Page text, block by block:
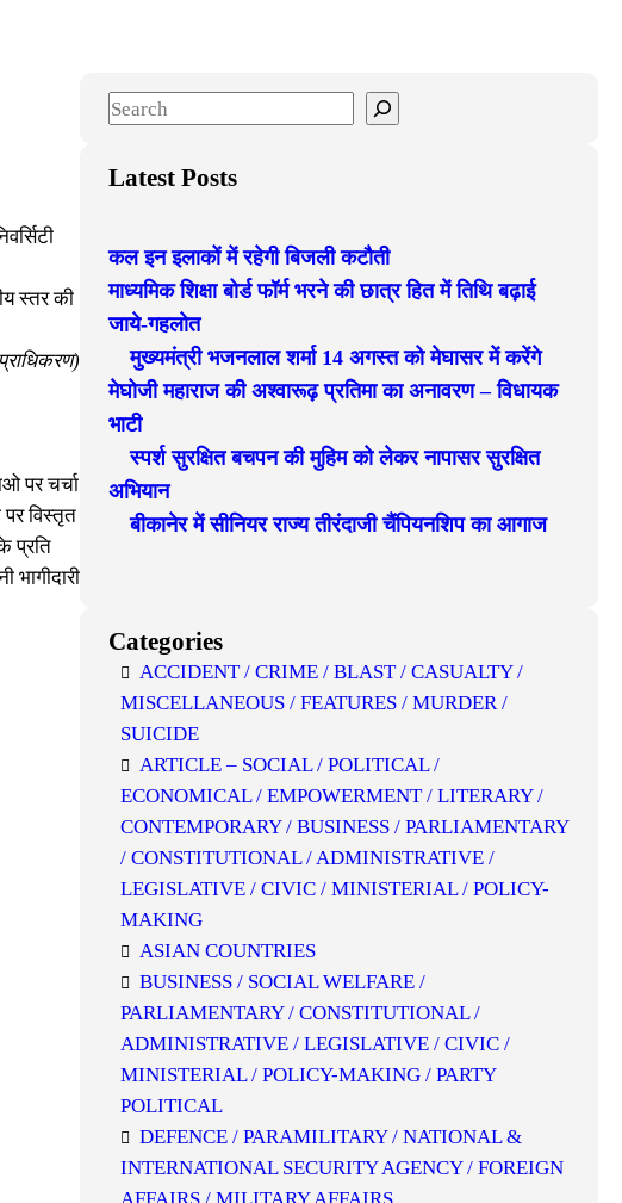
स्तर की
पर चर्चा
विस्तृत
प्रति
S
a
h
Latest Posts
कल इन इलाकों में रहेगी बिजली कटौती
माध्यमिक शिक्षा बोर्ड फॉर्म भरने की छात्र हित में तिथि बढ़ाई
जाये-गहलोत
मुख्यमंत्री भजनलाल शर्मा 14 अगस्त को मेघासर में करेंगे
मेघोजी महाराज की अश्वारूढ़ प्रतिमा का अनावरण – विधायक
भाटी
स्पर्श सुरक्षित बचपन की मुहिम को लेकर नापासर सुरक्षित
अभियान
बीकानेर में सीनियर राज्य तीरंदाजी चैंपियनशिप का आगाज
Categories
ACCIDENT / CRIME / BLAST / CASUALTY /
MISCELLANEOUS / FEATURES / MURDER /
SUICIDE
ARTICLE – SOCIAL / POLITICAL /
ECONOMICAL / EMPOWERMENT / LITERARY /
CONTEMPORARY / BUSINESS / PARLIAMENTARY
/ CONSTITUTIONAL / ADMINISTRATIVE /
LEGISLATIVE / CIVIC / MINISTERIAL / POLICY-
MAKING
ASIAN COUNTRIES
BUSINESS / SOCIAL WELFARE /
PARLIAMENTARY / CONSTITUTIONAL /
ADMINISTRATIVE / LEGISLATIVE / CIVIC /
MINISTERIAL / POLICY-MAKING / PARTY
POLITICAL
DEFENCE / PARAMILITARY / NATIONAL &
INTERNATIONAL SECURITY AGENCY / FOREIGN